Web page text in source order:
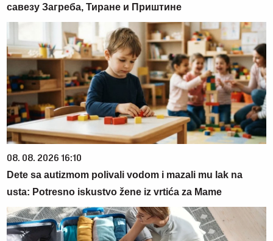
савезу Загреба, Тиране и Приштине
08. 08. 2026 16:10
Dete sa autizmom polivali vodom i mazali mu lak na
usta: Potresno iskustvo žene iz vrtića za Mame